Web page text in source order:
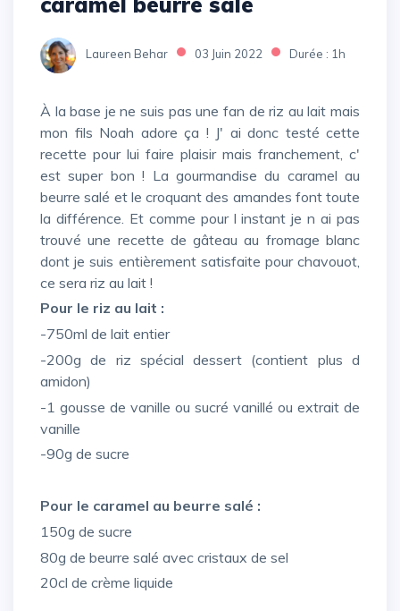
Laureen Behar 03 Juin 2022 Durée : 1h
À la base je ne suis pas une fan de riz au lait mais
mon fils Noah adore ça ! J' ai donc testé cette
recette pour lui faire plaisir mais franchement, c'
est super bon ! La gourmandise du caramel au
beurre salé et le croquant des amandes font toute
la différence. Et comme pour l instant je n ai pas
trouvé une recette de gâteau au fromage blanc
dont je suis entièrement satisfaite pour chavouot,
ce sera riz au lait !
Pour le riz au lait :
-750ml de lait entier
-200g de riz spécial dessert (contient plus d
amidon)
-1 gousse de vanille ou sucré vanillé ou extrait de
vanille
-90g de sucre
Pour le caramel au beurre salé :
150g de sucre
80g de beurre salé avec cristaux de sel
20cl de crème liquide